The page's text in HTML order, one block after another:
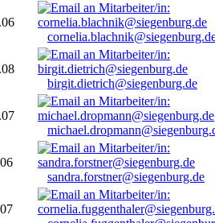
birgit.dietrich@siegenburg.de
sandra.forstner@siegenburg.de